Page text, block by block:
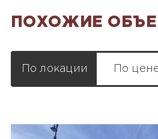
ПОХОЖИЕ
По локации По